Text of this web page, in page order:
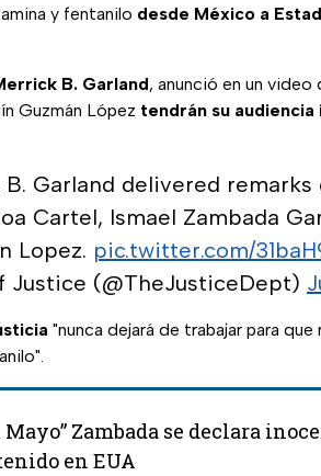
y fentanilo desde México a
B. Garland, anunció en un
Guzmán López tendrán su
Garland delivered
Cartel, Ismael Zambada
Lopez. pic.twitter.com/
Justice (@TheJusticeDept)
"nunca dejará de trabajar para
Mayo” Zambada se declara
en EUA